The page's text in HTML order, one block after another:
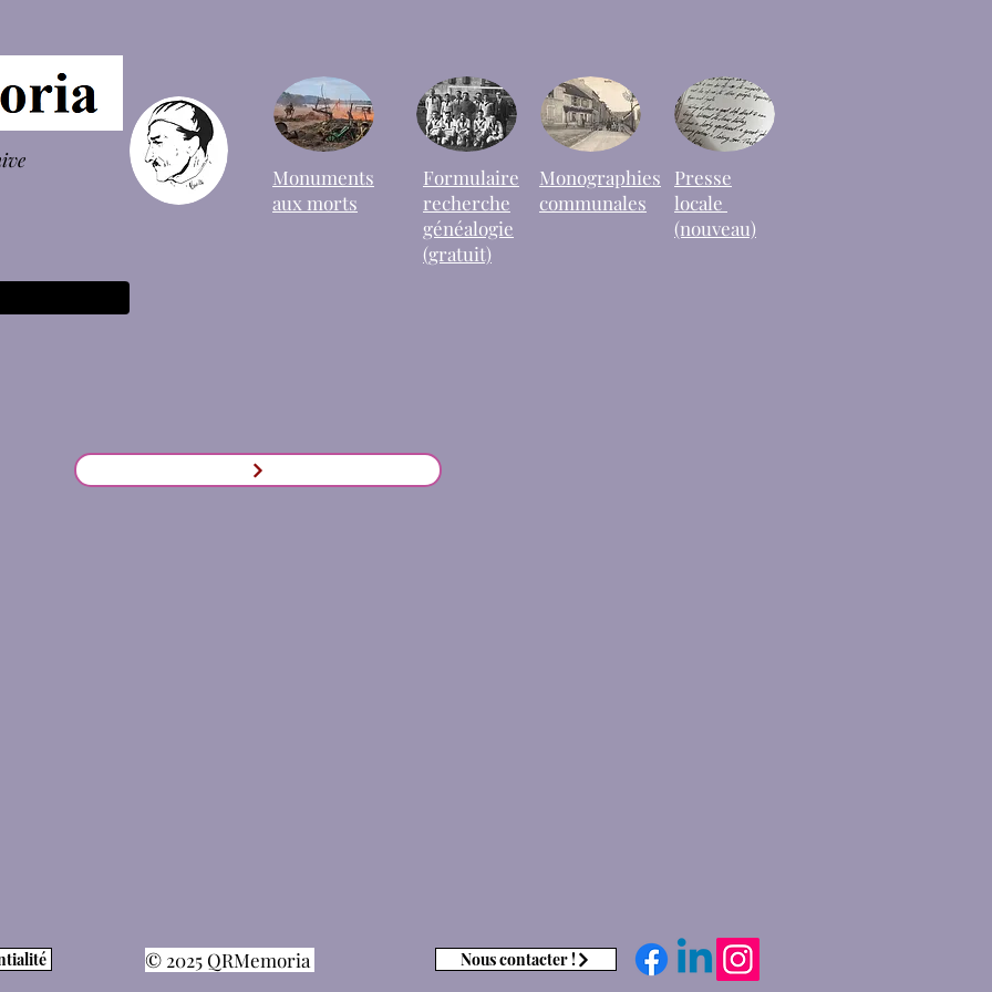
Monuments
aux morts
Formulaire
recherche
généalogie
(gratuit)
Monographies
communales
Presse
locale
(nouveau)
© 2025 QRMemoria Nous contacter !